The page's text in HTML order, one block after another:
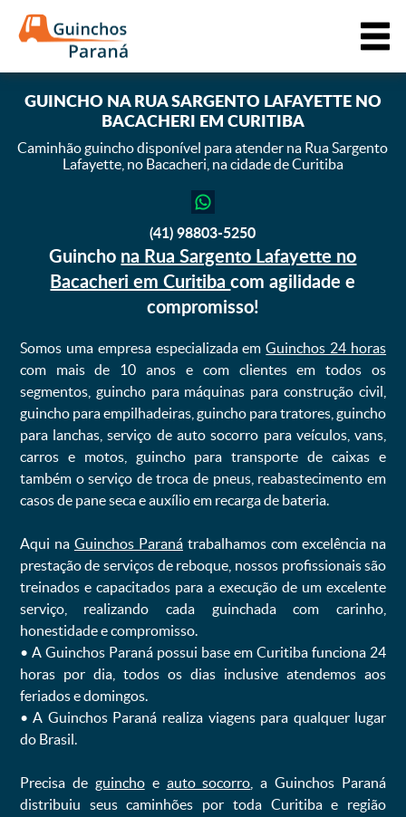
GUINCHONA RUA SARGENTO LAFAYETTE NO
BACACHERI EM CURITIBA
Caminhão guincho disponível para atender na Rua Sargento
Lafayette, no Bacacheri, na cidade de Curitiba
(41) 98803-5250
Guincho na Rua Sargento Lafayette no
Bacacheri em Curitibacom agilidade e
compromisso!
Somos uma empresa especializada emGuinchos 24 horas
com mais de 10 anos e com clientes em todos os
segmentos, guincho para máquinas para construção civil,
guincho para empilhadeiras, guincho para tratores, guincho
para lanchas, serviço de auto socorro para veículos, vans,
carros e motos, guincho para transporte de caixas e
também o serviço de troca de pneus, reabastecimento em
casos de pane seca e auxílio em recarga de bateria. ㅤㅤ
Aqui na Guinchos Paranátrabalhamos com excelência na
prestação de serviços de reboque, nossos profissionais são
treinados e capacitados para a execução de um excelente
serviço, realizando cada guinchada com carinho,
honestidade e compromisso.
ㅤㅤ• A Guinchos Paraná possui base em Curitiba funciona 24
horas por dia, todos os dias inclusive atendemos aos
feriados e domingos.
ㅤㅤ• A Guinchos Paraná realiza viagens para qualquer lugar
do Brasil.
Precisa de guinchoe auto socorro , a Guinchos Paraná
distribuiu seus caminhões por toda Curitiba e região